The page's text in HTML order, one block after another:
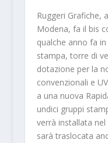
Ruggeri Grafiche,
Modena, fa il bis
qualche anno fa
stampa, torre di
dotazione per la
convenzionali e
a una nuova
undici gruppi
verrà installata
sarà traslocata